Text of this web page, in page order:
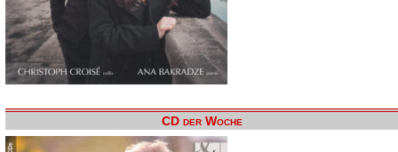
CD der Woche